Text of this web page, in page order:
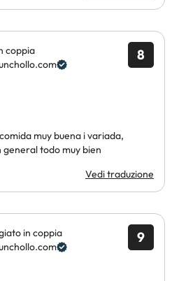
8
coppia
muy buena i variada,
general todo muy bien
Vedi traduzione
9
in coppia